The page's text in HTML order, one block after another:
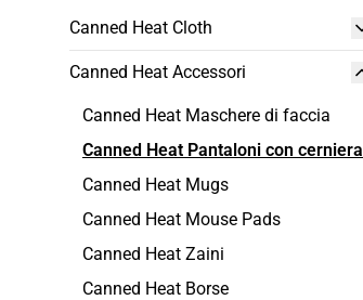
Canned Heat Cloth
Canned Heat Accessori
Canned Heat Maschere di faccia
Canned Heat Pantaloni con cerniera
Canned Heat Mugs
Canned Heat Mouse Pads
Canned Heat Zaini
Canned Heat Borse